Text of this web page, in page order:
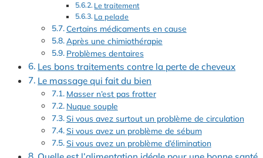
Le traitement
La pelade
Certains médicaments en cause
Après une chimiothérapie
Problèmes dentaires
Les bons traitements contre la perte de cheveux
Le massage qui fait du bien
Masser n’est pas frotter
Nuque souple
Si vous avez surtout un problème de circulation
Si vous avez un problème de sébum
Si vous avez un problème d’élimination